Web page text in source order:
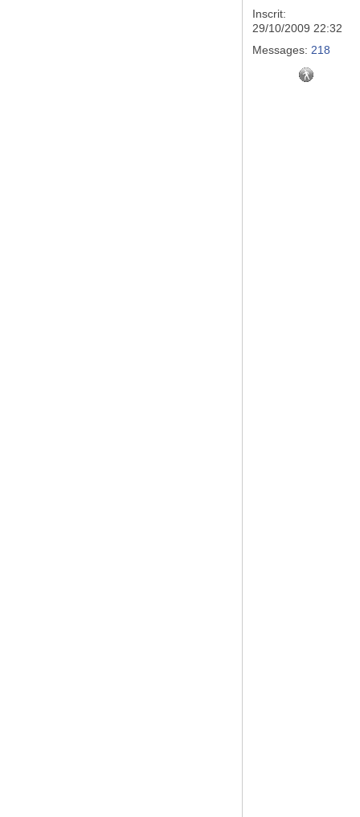
Inscrit:
29/10/2009 22:32
Messages: 218